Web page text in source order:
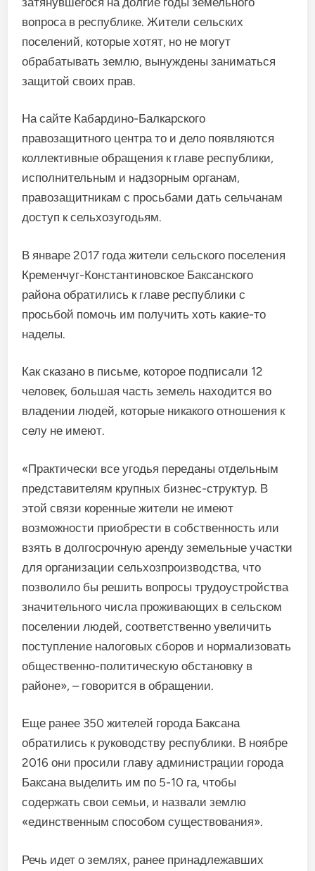
вопроса в республике. Жители сельских
поселений, которые хотят, но не могут
обрабатывать землю, вынуждены заниматься
защитой своих прав.
На сайте Кабардино-Балкарского
правозащитного центра то и дело появляются
коллективные обращения к главе республики,
исполнительным и надзорным органам,
правозащитникам с просьбами дать сельчанам
доступ к сельхозугодьям.
В январе 2017 года жители сельского поселения
Кременчуг-Константиновское Баксанского
района обратились к главе республики с
просьбой помочь им получить хоть какие-то
наделы.
Как сказано в письме, которое подписали 12
человек, большая часть земель находится во
владении людей, которые никакого отношения к
селу не имеют.
«Практически все угодья переданы отдельным
представителям крупных бизнес-структур. В
этой связи коренные жители не имеют
возможности приобрести в собственность или
взять в долгосрочную аренду земельные участки
для организации сельхозпроизводства, что
позволило бы решить вопросы трудоустройства
значительного числа проживающих в сельском
поселении людей, соответственно увеличить
поступление налоговых сборов и нормализовать
общественно-политическую обстановку в
районе», – говорится в обращении.
Еще ранее 350 жителей города Баксана
обратились к руководству республики. В ноябре
2016 они просили главу администрации города
Баксана выделить им по 5-10 га, чтобы
содержать свои семьи, и назвали землю
«единственным способом существования».
Речь идет о землях, ранее принадлежавших